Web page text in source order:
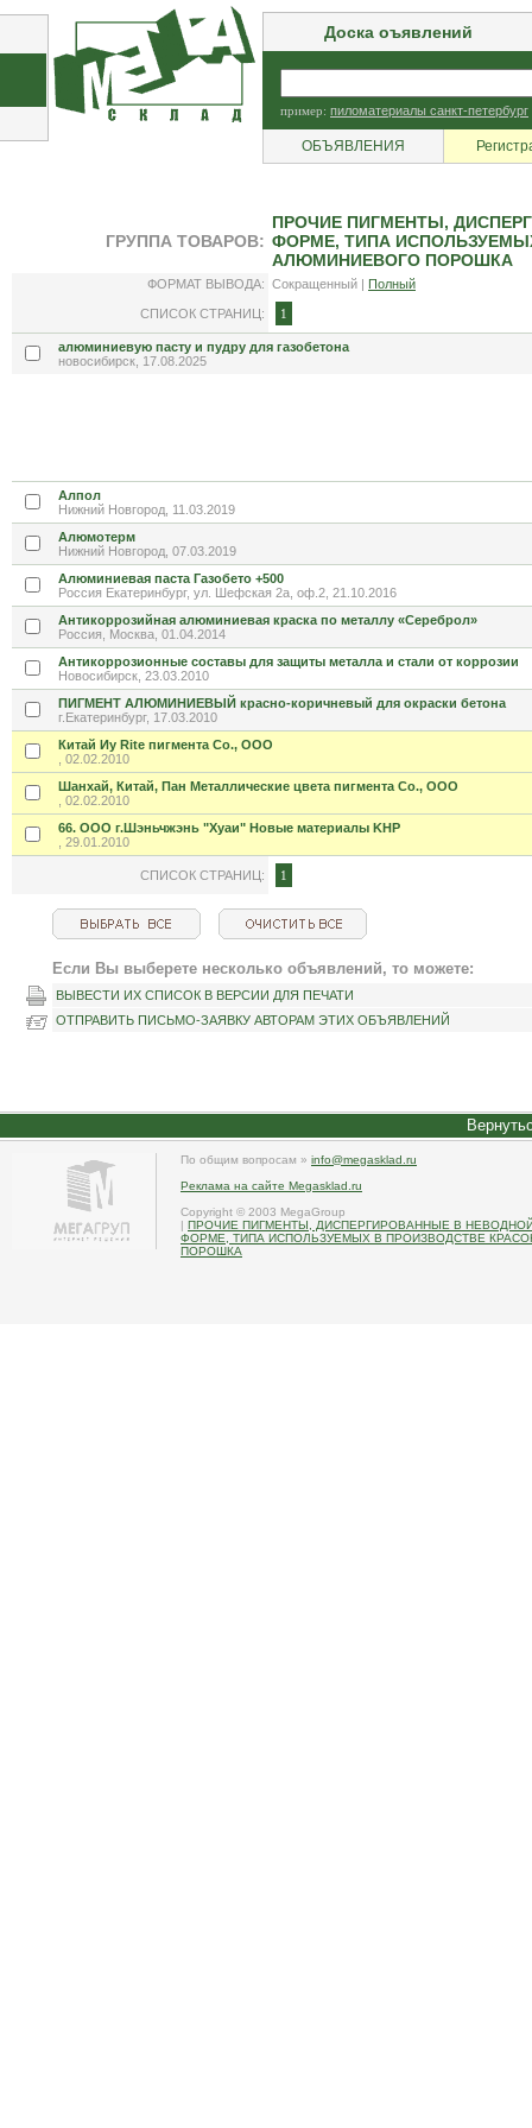
Доска оъявлений
пример: пиломатериалы санкт-петербург
ОБЪЯВЛЕНИЯ
ГРУППА ТОВАРОВ:
ПРОЧИЕ ПИГМЕНТЫ,
ФОРМЕ, ТИПА
АЛЮМИНИЕВОГО ПОРОШКА
ФОРМАТ ВЫВОДА: Сокращенный | Полный
СПИСОК СТРАНИЦ: 1
алюминиевую пасту и пудру для газобетона
новосибирск, 17.08.2025
Алпол
Нижний Новгород, 11.03.2019
Алюмотерм
Нижний Новгород, 07.03.2019
Алюминиевая паста Газобето +500
Россия Екатеринбург, ул. Шефская 2а, оф.2, 21.10.2016
Антикоррозийная алюминиевая краска по металлу «Сереброл»
Россия, Москва, 01.04.2014
Антикоррозионные составы для защиты металла и стали от коррозии
Новосибирск, 23.03.2010
ПИГМЕНТ АЛЮМИНИЕВЫЙ красно-коричневый для окраски бетона
г.Екатеринбург, 17.03.2010
Китай Иу Rite пигмента Co., ООО
, 02.02.2010
Шанхай, Китай, Пан Металлические цвета пигмента Co., ООО
, 02.02.2010
66. ООО г.Шэньчжэнь "Хуаи" Новые материалы KHP
, 29.01.2010
СПИСОК СТРАНИЦ: 1
Если Вы выберете несколько объявлений, то можете:
ВЫВЕСТИ ИХ СПИСОК В ВЕРСИИ ДЛЯ ПЕЧАТИ
ОТПРАВИТЬ ПИСЬМО-ЗАЯВКУ АВТОРАМ ЭТИХ ОБЪЯВЛЕНИЙ
По общим вопросам » info@megasklad.ru
Реклама на сайте Megasklad.ru
Copyright © 2003 MegaGroup
| ПРОЧИЕ ПИГМЕНТЫ, ДИСПЕРГИРОВАННЫЕ В
ФОРМЕ, ТИПА ИСПОЛЬЗУЕМЫХ В ПРОИЗВОДСТВЕ
ПОРОШКА